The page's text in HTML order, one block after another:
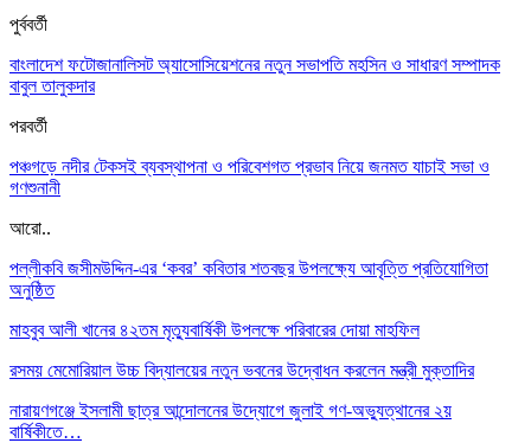
পুর্ববর্তী
বাংলাদেশ ফটোজানালিসট অ্যাসোসিয়েশনের নতুন সভাপতি মহসিন ও সাধারণ সম্পাদক
বাবুল তালুকদার
পরবর্তী
পঞ্চগড়ে নদীর টেকসই ব্যবস্থাপনা ও পরিবেশগত প্রভাব নিয়ে জনমত যাচাই সভা ও
গণশুনানী
আরো..
পল্লীকবি জসীমউদ্দিন-এর ‘কবর’ কবিতার শতবছর উপলক্ষ্যে আবৃত্তি প্রতিযোগিতা
অনুষ্ঠিত
মাহবুব আলী খানের ৪২তম মৃত্যুবার্ষিকী উপলক্ষে পরিবারের দোয়া মাহফিল
রসময় মেমোরিয়াল উচ্চ বিদ্যালয়ের নতুন ভবনের উদ্বোধন করলেন মন্ত্রী মুক্তাদির
নারায়ণগঞ্জে ইসলামী ছাত্র আন্দোলনের উদ্যোগে জুলাই গণ-অভ্যুত্থানের ২য়
বার্ষিকীতে…